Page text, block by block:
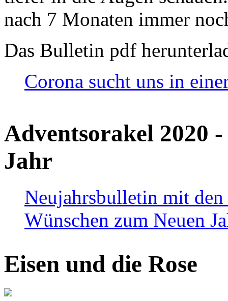
nach 7 Monaten immer
Das Bulletin pdf
Corona sucht uns in
Adventsorakel 2020
Jahr
Neujahrsbulletin mit den
Wünschen zum Neuen
Eisen und die Rose